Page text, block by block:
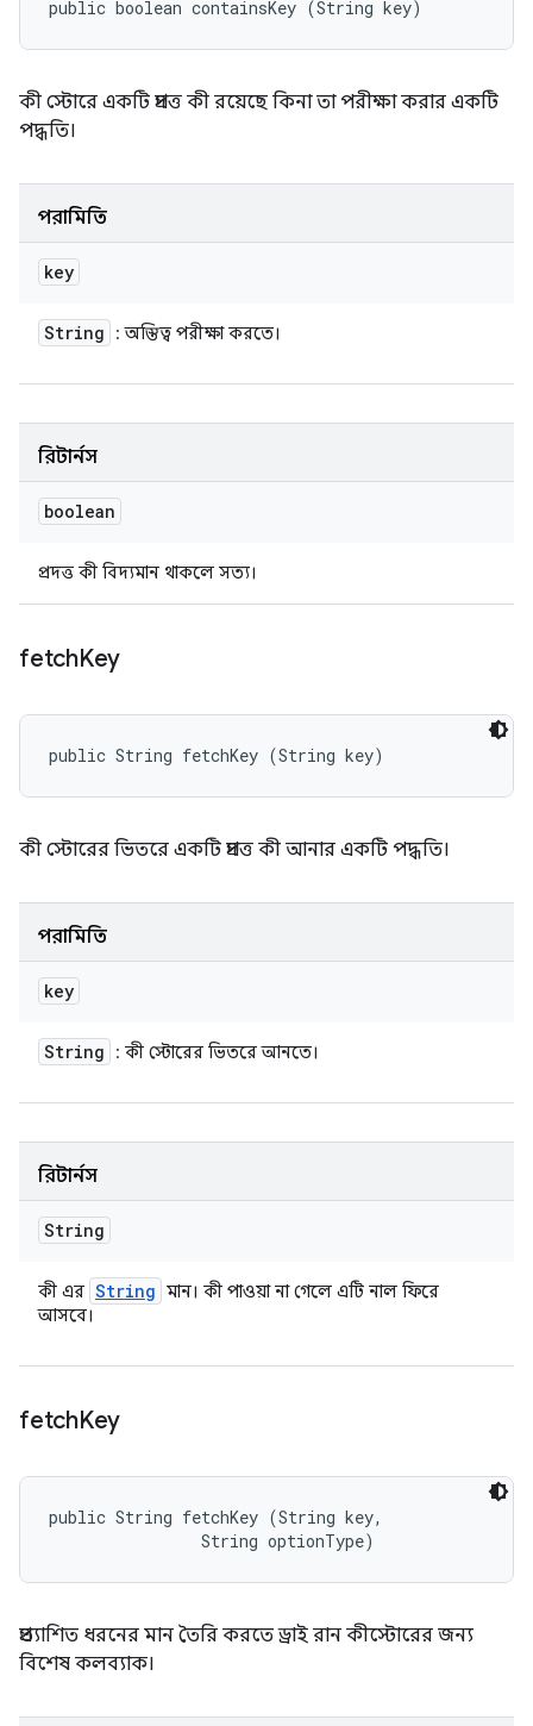
public boolean containsKey (String key)
কী স্টোরে একটি প্রদত্ত কী রয়েছে কিনা তা পরীক্ষা করার একটি
পদ্ধতি।
পরামিতি
key
String : অস্তিত্ব পরীক্ষা করতে।
রিটার্নস
boolean
প্রদত্ত কী বিদ্যমান থাকলে সত্য।
fetchKey
public String fetchKey (String key)
কী স্টোরের ভিতরে একটি প্রদত্ত কী আনার একটি পদ্ধতি।
পরামিতি
key
String : কী স্টোরের ভিতরে আনতে।
রিটার্নস
String
কী এর String মান। কী পাওয়া না গেলে এটি নাল ফিরে
আসবে।
fetchKey
public String fetchKey (String key,
                String optionType)
প্রত্যাশিত ধরনের মান তৈরি করতে ড্রাই রান কীস্টোরের জন্য
বিশেষ কলব্যাক।